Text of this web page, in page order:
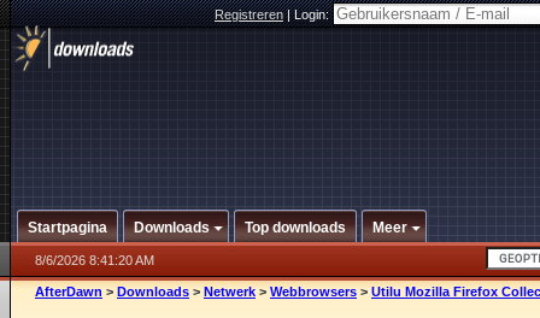
Registreren|Login:
Startpagina Downloads Top downloads Meer
8/6/2026 8:41:20 AM
AfterDawn > Downloads > Netwerk > Webbrowsers > Utilu Mozilla Firefox